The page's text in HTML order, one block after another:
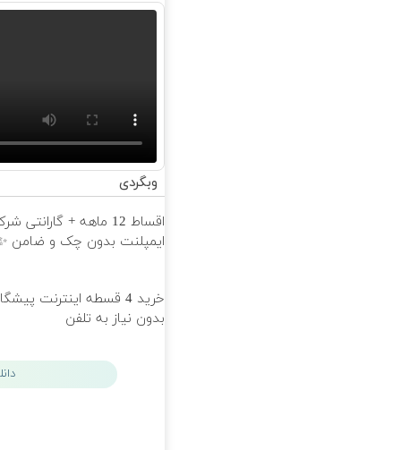
وبگردی
اقساط 12 ماهه + گارانتی
ایمپلنت بدون چک و ضامن
خرید 4 قسطه اینترنت
بدون نیاز به تلفن